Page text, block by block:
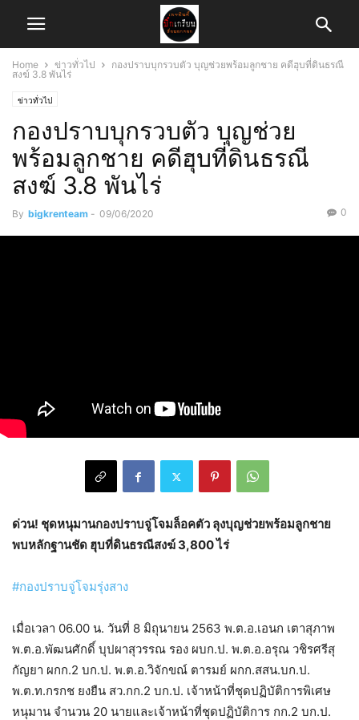
Home ข่าวทั่วไป
กองปราบบุกรวบตัว บุญช่วยพร้อมลูกชาย คดีฮุบที่ดินธรณี
สงฆ์ 3.8 พันไร่
ข่าวทั่วไป
กองปราบบุกรวบตัว บุญช่วย
พร้อมลูกชาย คดีฮุบที่ดินธรณี
สงฆ์ 3.8 พันไร่
By bigkrenteam - 09/06/2020 0
ด่วน! ชุดหนุมานกองปราบจู่โจมล็อคตัว ลุงบุญช่วยพร้อมลูกชาย
พบหลักฐาน​ชัด​ ฮุบที่ดินธรณีสงฆ์ 3,800 ไร่
#กองปราบจู่โจมรุ่งสาง
เมื่อเวลา 06.00 น. วันที่ 8 มิถุนายน​ 2563​ พ.ต.อ.เอนก เตาสุภาพ
พ.ต.อ.พัฒนศักดิ์ บุปผาสุวรรณ รอง ผบก.ป. พ.ต.อ.อรุณ วชิรศรีสุ
กัญยา ผกก.2 บก.ป. พ.ต.อ.วิจักขณ์ ตารมย์ ผกก.สสน.บก.ป.
พ.ต.ท.กรกช ยงยืน สว.กก.2 บก.ป. เจ้าหน้าที่ชุดปฏิบัติการพิเศษ
หนุมาน จำนวน 20 นายและเจ้าหน้าที่ชุดปฏิบัติการ กก.2 บก.ป.